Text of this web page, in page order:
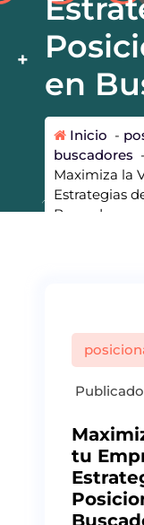
en
Inicio -
buscadores -
Maximiza la
Estrategias
Buscadores
tu